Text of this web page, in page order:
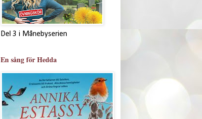
Del 3 i Månebyserien
En sång för Hedda